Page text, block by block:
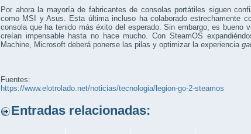
Por ahora la mayoría de fabricantes de consolas portátiles siguen
como MSI y Asus. Esta última incluso ha colaborado estrechamente
consola que ha tenido más éxito del esperado. Sin embargo, es bueno
creían impensable hasta no hace mucho. Con SteamOS
Machine, Microsoft deberá ponerse las pilas y optimizar la experiencia
Fuentes:
https://www.elotrolado.net/noticias/tecnologia/legion-go-2-steamos
Entradas relacionadas: